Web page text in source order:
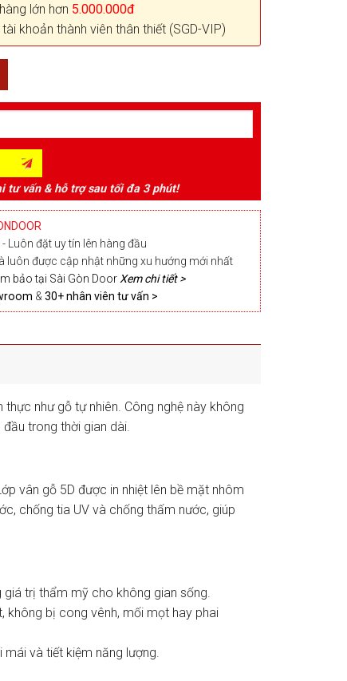
lớn hơn 5.000.000đ
khoản thành viên thân thiết (SGD-VIP)
tư vấn & hỗ trợ sau tối đa 3 phút!
Luôn đặt uy tín lên hàng đầu
luôn được cập nhật những xu hướng mới nhất
bảo tại Sài Gòn Door Xem chi tiết >
& 30+ nhân viên tư vấn >
như gỗ tự nhiên. Công nghệ này không
trong thời gian dài.
vân gỗ 5D được in nhiệt lên bề mặt nhôm
chống tia UV và chống thấm nước, giúp
trị thẩm mỹ cho không gian sống.
không bị cong vênh, mối mọt hay phai
và tiết kiệm năng lượng.